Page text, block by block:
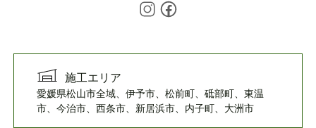
施工エリア
愛媛県松山市全域、伊予市、松前町、砥部町、東温
市、今治市、西条市、新居浜市、内子町、大洲市